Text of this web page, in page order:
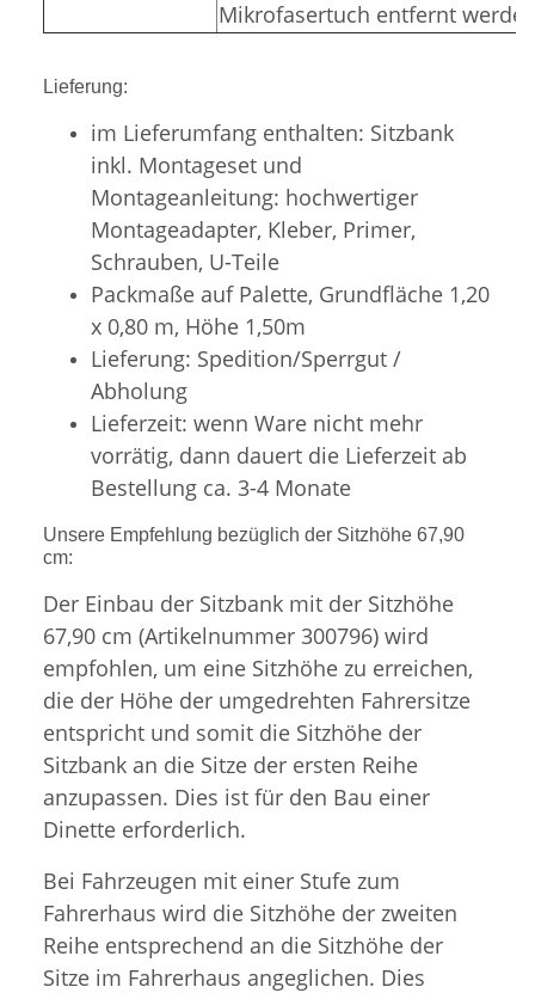
Mikrofasertuch entfernt
Lieferung:
im Lieferumfang enthalten: Sitzbank
inkl. Montageset und
Montageanleitung: hochwertiger
Montageadapter, Kleber, Primer,
Schrauben, U-Teile
Packmaße auf Palette, Grundfläche 1,20
x 0,80 m, Höhe 1,50m
Lieferung: Spedition/Sperrgut /
Abholung
Lieferzeit: wenn Ware nicht mehr
vorrätig, dann dauert die Lieferzeit ab
Bestellung ca. 3-4 Monate
Unsere Empfehlung bezüglich der Sitzhöhe 67,90
cm:
Der Einbau der Sitzbank mit der Sitzhöhe
67,90 cm (Artikelnummer 300796) wird
empfohlen, um eine Sitzhöhe zu erreichen,
die der Höhe der umgedrehten Fahrersitze
entspricht und somit die Sitzhöhe der
Sitzbank an die Sitze der ersten Reihe
anzupassen. Dies ist für den Bau einer
Dinette erforderlich.
Bei Fahrzeugen mit einer Stufe zum
Fahrerhaus wird die Sitzhöhe der zweiten
Reihe entsprechend an die Sitzhöhe der
Sitze im Fahrerhaus angeglichen. Dies